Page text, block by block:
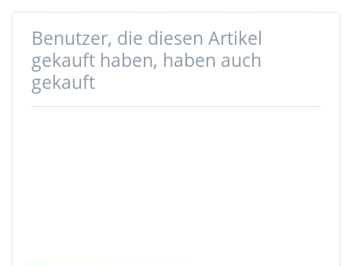
Benutzer, die diesen Artikel
gekauft haben, haben auch
gekauft